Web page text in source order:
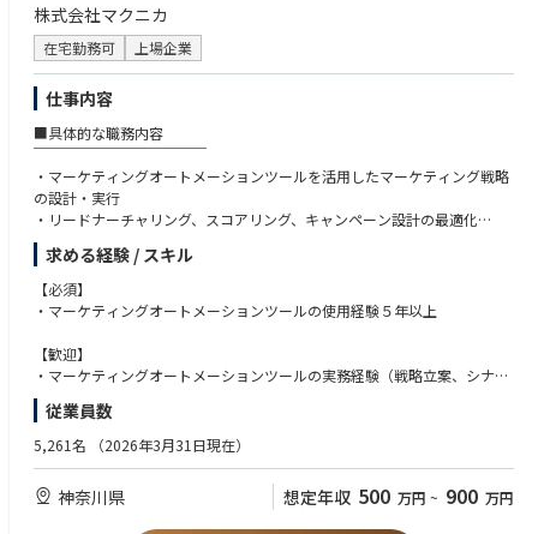
株式会社マクニカ
在宅勤務可 上場企業
仕事内容
■具体的な職務内容
￣￣￣￣￣￣￣￣￣￣￣￣
・マーケティングオートメーションツールを活用したマーケティング戦略
の設計・実行
・リードナーチャリング、スコアリング、キャンペーン設計の最適化
・事業部門とのプロジェクトマネジメント
・チームメンバーの育成・マネジメント
・KPI設計とパフォーマンス分析による改善提案
・グローバルを含む全社レギュレーションの策定
■キャリアパス
￣￣￣￣￣￣￣￣￣￣￣￣
ードする部門です。今回募集する職種は、マーケティングオートメーショ
ンツールを担当して頂き、事業部門と協力頂きながら、ビジネス戦略検討
と実行、マーケターへのイネーブルメント、グローバルでのデジタルマー
ケティング推進を担当頂き、全社マーケティング活動の効率化と成果の最
大化を目指す重要なポジションです。
求める経験 / スキル
【必須】
・マーケティングオートメーションツールの使用経験５年以上
【歓迎】
・マーケティングオートメーションツールの実務経験（戦略立案、シナリ
オ設計、運用まで）を有する方
・デジタルマーケティングの経験5年以上
・B2Bマーケティング経験
・CMSを活用したWEBページ作成経験
・インサイドセールス、コールセンターの担当経験
従業員数
5,261名 （2026年3月31日現在）
神奈川県 想定年収 500 万円 ~ 900 万円